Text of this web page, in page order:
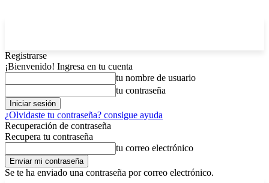
Registrarse
¡Bienvenido! Ingresa en tu cuenta
tu nombre de usuario
tu contraseña
¿Olvidaste tu contraseña? consigue ayuda
Recuperación de contraseña
Recupera tu contraseña
tu correo electrónico
Se te ha enviado una contraseña por correo electrónico.